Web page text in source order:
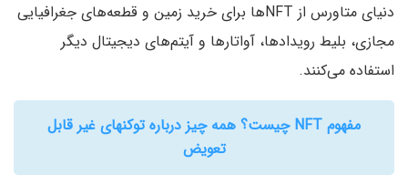
دنیای متاورس از NFTها برای خرید زمین‌ و قطعه‌های جغرافیایی
مجازی، بلیط رویدادها، آواتارها و آیتم‌های دیجیتال دیگر
استفاده می‌کنند.
مفهوم NFT چیست؟ همه چیز درباره توکنهای غیر قابل
تعویض